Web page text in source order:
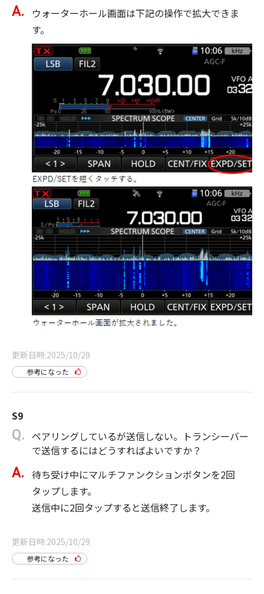
ウォーターホール画面は下記の操作で拡大できま
す。
更新日時 2025/10/29
参考になった
S9
ペアリングしているが送信しない。トランシーバー
で送信するにはどうすればよいですか？
待ち受け中にマルチファンクションボタンを2回
タップします。
送信中に2回タップすると送信終了します。
更新日時 2025/10/29
参考になった